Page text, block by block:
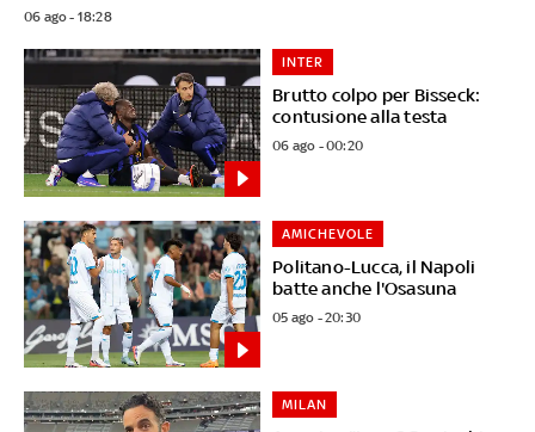
06 ago - 18:28
Brutto colpo per Bisseck:
contusione alla testa
INTER
06 ago - 00:20
Politano-Lucca, il Napoli
batte anche l'Osasuna
AMICHEVOLE
05 ago - 20:30
MILAN